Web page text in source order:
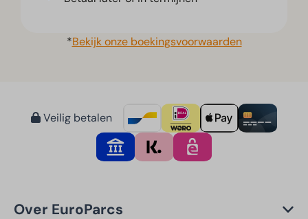
*Bekijk onze boekingsvoorwaarden
Veilig betalen
Over EuroParcs